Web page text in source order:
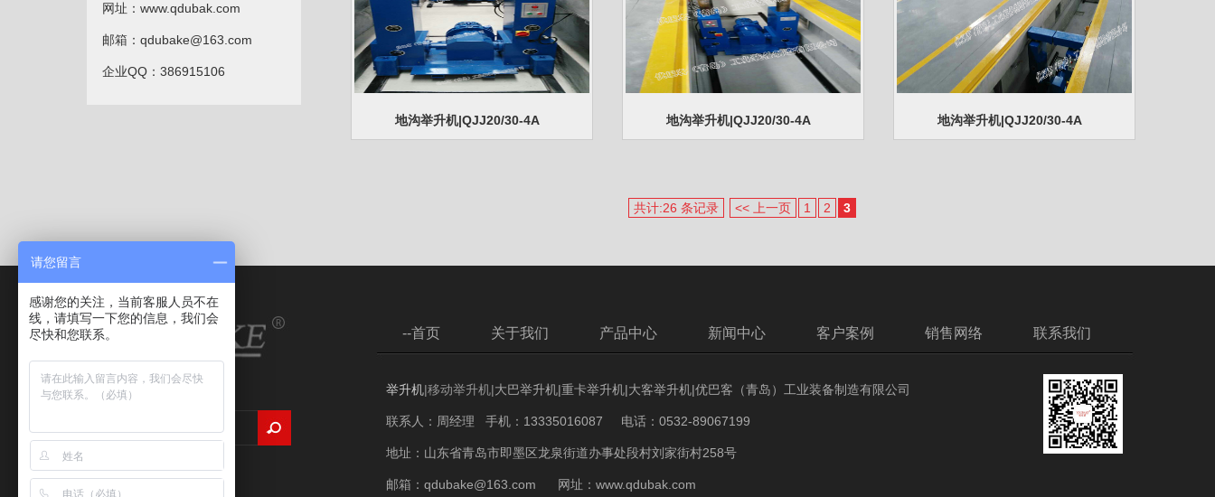
网址：www.qdubak.com
邮箱：qdubake@163.com
企业QQ：386915106
地沟举升机|QJJ20/30-4A 地沟举升机|QJJ20/30-4A 地沟举升机|QJJ20/30-4A
共计:26 条记录 << 上一页 1 2 3
--首页 关于我们 产品中心 新闻中心 客户案例 销售网络 联系我们
举升机|移动举升机|大巴举升机|重卡举升机|大客举升机|优巴客（青岛）工业装备制造有限公司
联系人：周经理 手机：13335016087 电话：0532-89067199
地址：山东省青岛市即墨区龙泉街道办事处段村刘家街村258号
邮箱：qdubake@163.com 网址：www.qdubak.com
请您留言
感谢您的关注，当前客服人员不在
线，请填写一下您的信息，我们会
尽快和您联系。